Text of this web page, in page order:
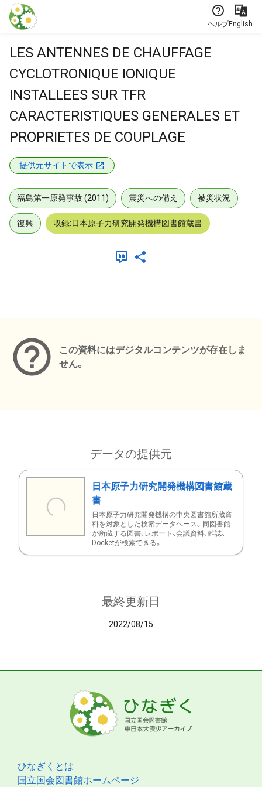
本文に飛ぶ
ヘルプEnglish
LES ANTENNES DE CHAUFFAGE
CYCLOTRONIQUE IONIQUE
INSTALLEES SUR TFR
CARACTERISTIQUES GENERALES ET
PROPRIETES DE COUPLAGE
提供元サイトで表示
福島第一原発事故 (2011) 震災への備え 被災状況
復興 収録:日本原子力研究開発機構図書館蔵書
この資料にはデジタルコンテンツが存在しま
せん。
データの提供元
日本原子力研究開発機構図書館蔵
書
日本原子力研究開発機構の中央図書館所蔵資
料を対象とした検索データベース。同図書館
が所蔵する図書、レポート、会議資料、雑誌、
Docketが検索できる。
最終更新日
2022/08/15
ひなぎくとは
国立国会図書館ホームページ